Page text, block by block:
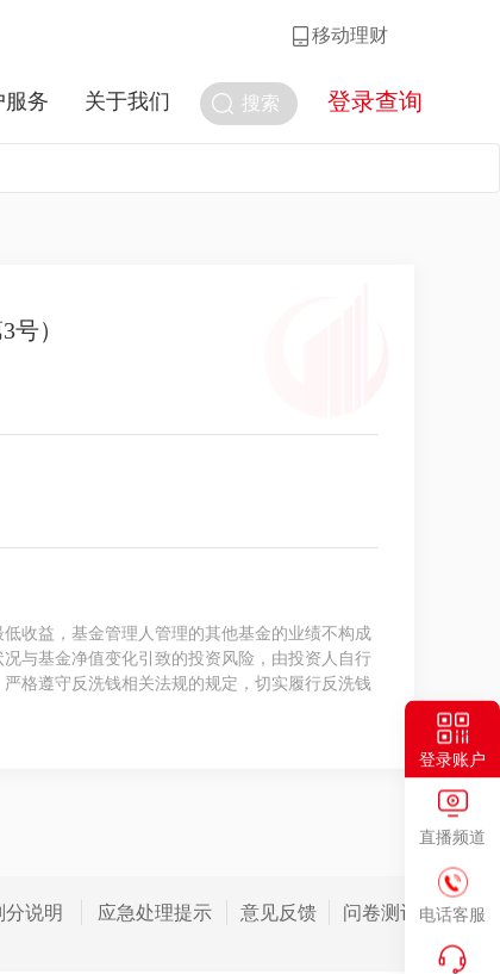
登录账户
直播频道
电话客服
移动理财
搜索 登录查询
服务 关于我们
）
收益，基金管理人管理的其他基金的业绩不构成
与基金净值变化引致的投资风险，由投资人自行
格遵守反洗钱相关法规的规定，切实履行反洗钱
分说明 应急处理提示 意见反馈 问卷测评